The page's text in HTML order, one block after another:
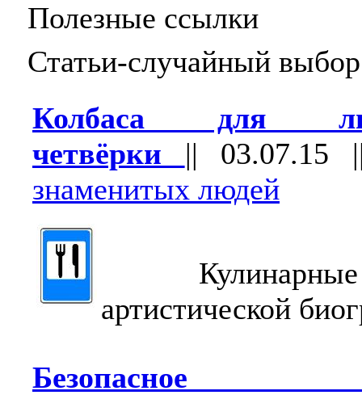
Полезные ссылки
Статьи-случайный выбор
Колбаса для
четвёрки || 03.07.15
знаменитых людей
Кулинарные
артистической
Безопасное